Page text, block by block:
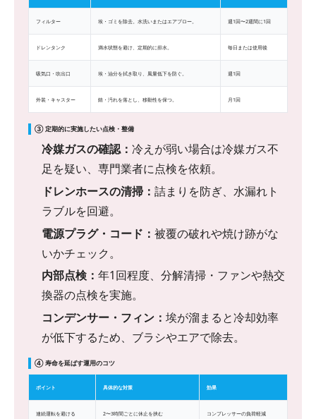
フィルター 埃・ゴミを除去。水洗いまたはエアブロー。 週1回〜2週間に1回
ドレンタンク 満水状態を避け、定期的に排水。 毎日または使用後
吸気口・吹出口 埃・油分を拭き取り、風量低下を防ぐ。 週1回
外装・キャスター 錆・汚れを落とし、移動性を保つ。 月1回
③ 定期的に実施したい点検・整備
冷媒ガスの確認： 冷えが弱い場合は冷媒ガス不
足を疑い、専門業者に点検を依頼。
ドレンホースの清掃： 詰まりを防ぎ、水漏れト
ラブルを回避。
電源プラグ・コード： 被覆の破れや焼け跡がな
いかチェック。
内部点検： 年1回程度、分解清掃・ファンや熱交
換器の点検を実施。
コンデンサー・フィン： 埃が溜まると冷却効率
が低下するため、ブラシやエアで除去。
④ 寿命を延ばす運用のコツ
ポイント 具体的な対策 効果
連続運転を避ける 2〜3時間ごとに休止を挟む コンプレッサーの負荷軽減